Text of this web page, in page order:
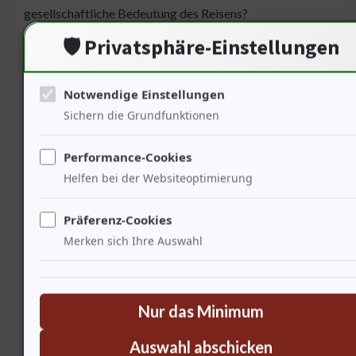
gesellschaftliche Bedeutung des Reisens?
Die gesellschaftliche Rolle der Musik im
Reisen
Musik. Jeder Ort hat seine eigene Melodie, die in unseren
Herzen bleibt. Ich schätze die neuen Reisemöglichkeiten,
die Air France bietet. Diese Verbindungen ermöglichen
🛡️ Privatsphäre-Einstellungen
Notwendige Einstellungen
Sichern die Grundfunktionen
Performance-Cookies
Helfen bei der Websiteoptimierung
Präferenz-Cookies
Merken sich Ihre Auswahl
Nur das Minimum
Auswahl abschicken